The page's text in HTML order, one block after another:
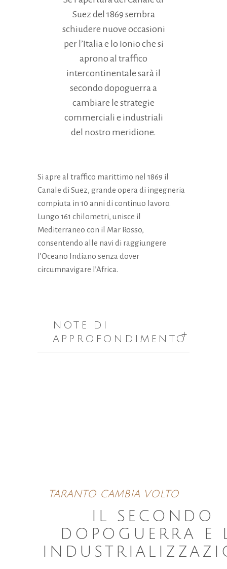
Suez del 1869 sembra
schiudere nuove occasioni
per l’Italia e lo Ionio che si
aprono al traffico
intercontinentale sarà il
secondo dopoguerra a
cambiare le strategie
commerciali e industriali
del nostro meridione.
Si apre al traffico marittimo nel 1869 il
Canale di Suez, grande opera di ingegneria
compiuta in 10 anni di continuo lavoro.
Lungo 161 chilometri, unisce il
Mediterraneo con il Mar Rosso,
consentendo alle navi di raggiungere
l’Oceano Indiano senza dover
circumnavigare l’Africa.
NOTE DI
APPROFONDIMENTO
TARANTO CAMBIA VOLTO
IL SECONDO
DOPOGUERRA E
Necessari
Questi cookie
non sono
opzionali.
Statistici
Al fine di
funzionalità
e la
Marketing
Condividendo i
tuoi interessi e
comportamenti
mentre visiti il ​​